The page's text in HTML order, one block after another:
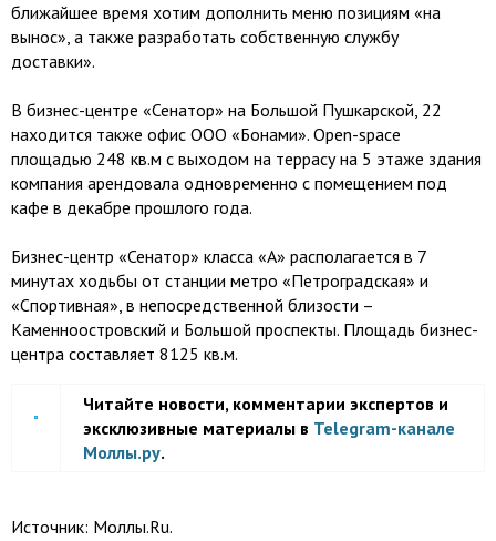
ближайшее время хотим дополнить меню позициям «на
вынос», а также разработать собственную службу
доставки».
В бизнес-центре «Сенатор» на Большой Пушкарской, 22
находится также офис ООО «Бонами». Оpen-space
площадью 248 кв.м с выходом на террасу на 5 этаже здания
компания арендовала одновременно с помещением под
кафе в декабре прошлого года.
Бизнес-центр «Сенатор» класса «А» располагается в 7
минутах ходьбы от станции метро «Петроградская» и
«Спортивная», в непосредственной близости –
Каменноостровский и Большой проспекты. Площадь бизнес-
центра составляет 8125 кв.м.
Читайте новости, комментарии экспертов и
эксклюзивные материалы в Telegram-канале
Моллы.ру.
Источник: Моллы.Ru.